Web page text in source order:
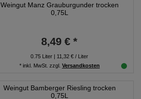
Weingut Manz Grauburgunder trocken
0,75L
8,49 € *
0.75 Liter | 11,32 € / Liter
* inkl. MwSt. zzgl. Versandkosten
Weingut Bamberger Riesling trocken
0,75L